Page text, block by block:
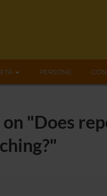
PERSONE
"Does